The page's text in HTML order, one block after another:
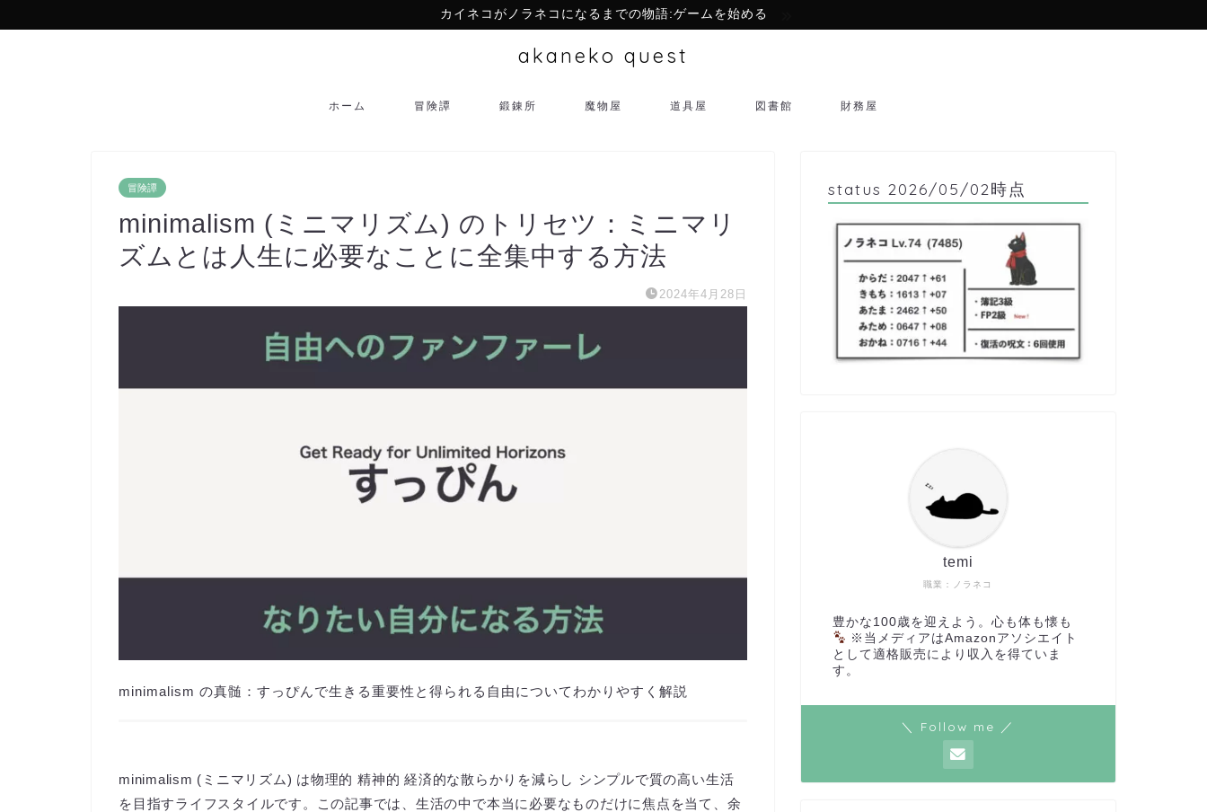
カイネコがノラネコになるまでの物語:ゲームを始める
akaneko quest
ホーム 冒険譚 鍛錬所 魔物屋 道具屋 図書館 財務屋
冒険譚
minimalism (ミニマリズム) のトリセツ：ミニマリ
ズムとは人生に必要なことに全集中する方法
2024年4月28日
minimalism の真髄：すっぴんで生きる重要性と得られる自由についてわかりやすく解説
minimalism (ミニマリズム) は物理的 精神的 経済的な散らかりを減らし シンプルで質の高い生活
を目指すライフスタイルです。この記事では、生活の中で本当に必要なものだけに焦点を当て、余
status 2026/05/02時点
職業：ノラネコ
temi
豊かな100歳を迎えよう。心も体も懐も
※当メディアはAmazonアソシエイト
として適格販売により収入を得ていま
す。
＼ Follow me ／